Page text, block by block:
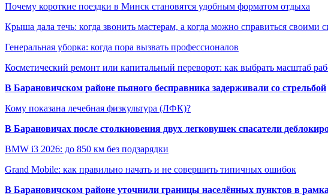
Почему короткие поездки в Минск становятся удобным форматом отдыха
Крыша дала течь: когда звонить мастерам, а когда можно справиться своими
Генеральная уборка: когда пора вызвать профессионалов
Косметический ремонт или капитальный переворот: как выбрать масштаб
В Барановичском районе пьяного бесправника задерживали со стрельбой
Кому показана лечебная физкультура (ЛФК)?
В Барановичах после столкновения двух легковушек спасатели
BMW i3 2026: до 850 км без подзарядки
Grand Mobile: как правильно начать и не совершить типичных ошибок
В Барановичском районе уточнили границы населённых пунктов в